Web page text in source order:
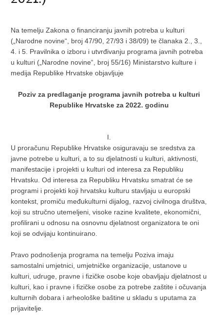
Na temelju Zakona o financiranju javnih potreba u kulturi
(„Narodne novine“, broj 47/90, 27/93 i 38/09) te članaka 2., 3.,
4. i 5. Pravilnika o izboru i utvrđivanju programa javnih potreba
u kulturi („Narodne novine“, broj 55/16) Ministarstvo kulture i
medija Republike Hrvatske objavljuje
Poziv za predlaganje programa javnih potreba u kulturi
Republike Hrvatske za 2022. godinu
I.
U proračunu Republike Hrvatske osiguravaju se sredstva za
javne potrebe u kulturi, a to su djelatnosti u kulturi, aktivnosti,
manifestacije i projekti u kulturi od interesa za Republiku
Hrvatsku. Od interesa za Republiku Hrvatsku smatrat će se
programi i projekti koji hrvatsku kulturu stavljaju u europski
kontekst, promiču međukulturni dijalog, razvoj civilnoga društva,
koji su stručno utemeljeni, visoke razine kvalitete, ekonomični,
profilirani u odnosu na osnovnu djelatnost organizatora te oni
koji se odvijaju kontinuirano.
Pravo podnošenja programa na temelju Poziva imaju
samostalni umjetnici, umjetničke organizacije, ustanove u
kulturi, udruge, pravne i fizičke osobe koje obavljaju djelatnost u
kulturi, kao i pravne i fizičke osobe za potrebe zaštite i očuvanja
kulturnih dobara i arheološke baštine u skladu s uputama za
prijavitelje.